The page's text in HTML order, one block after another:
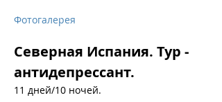
Фотогалерея
Северная Испания. Тур -
антидепрессант.
11 дней/10 ночей.